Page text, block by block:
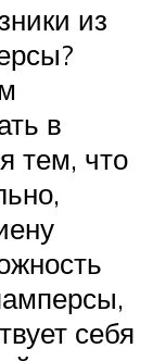
из
в
тем, что
себя